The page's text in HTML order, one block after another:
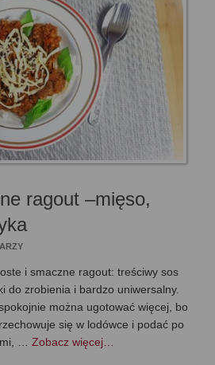
ragout –mięso,
i smaczne ragout: treściwy sos
do zrobienia i bardzo uniwersalny.
można ugotować więcej, bo
się w lodówce i podać po
… Zobacz więcej…